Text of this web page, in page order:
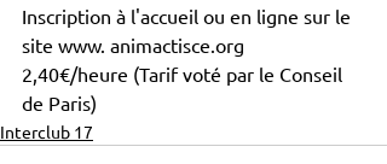
Inscription à l'accueil ou en ligne sur le
site www. animactisce.org
2,40€/heure (Tarif voté par le Conseil
de Paris)
Interclub 17